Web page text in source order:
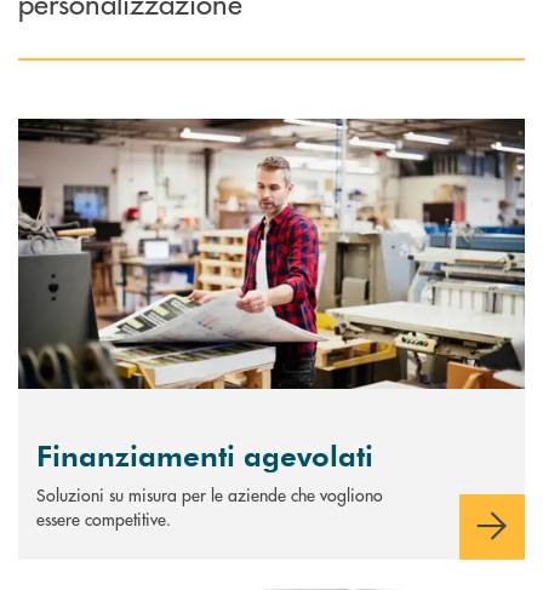
Scopri di più Finanziamenti agevolati
Finanziamenti agevolati
Soluzioni su misura per le aziende che vogliono
essere competitive.